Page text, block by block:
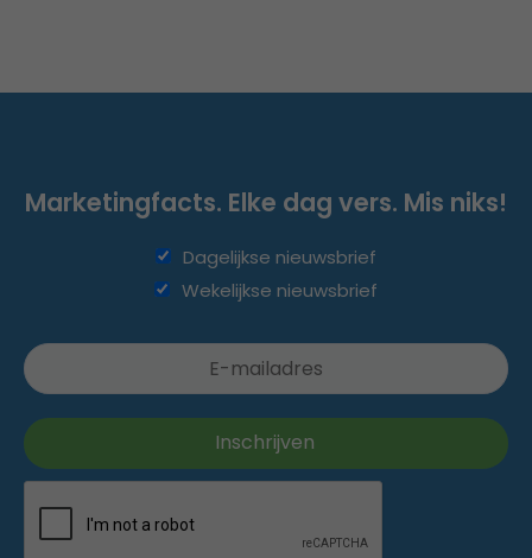
Marketingfacts. Elke dag vers. Mis niks!
Dagelijkse nieuwsbrief
Wekelijkse nieuwsbrief